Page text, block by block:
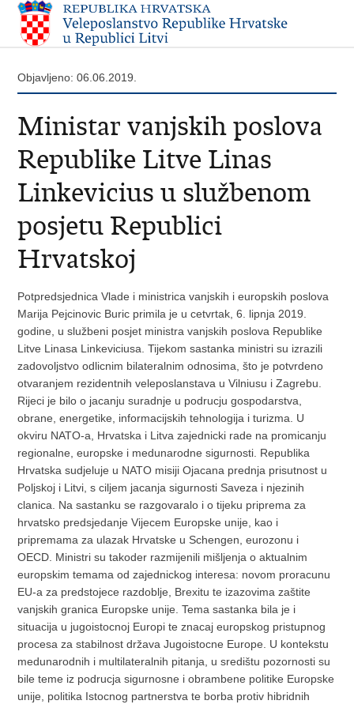
Objavljeno: 06.06.2019.
Ministar vanjskih poslova
Republike Litve Linas
Linkevicius u službenom
posjetu Republici
Hrvatskoj
Potpredsjednica Vlade i ministrica vanjskih i europskih poslova
Marija Pejcinovic Buric primila je u cetvrtak, 6. lipnja 2019.
godine, u službeni posjet ministra vanjskih poslova Republike
Litve Linasa Linkeviciusa. Tijekom sastanka ministri su izrazili
zadovoljstvo odlicnim bilateralnim odnosima, što je potvrdeno
otvaranjem rezidentnih veleposlanstava u Vilniusu i Zagrebu.
Rijeci je bilo o jacanju suradnje u podrucju gospodarstva,
obrane, energetike, informacijskih tehnologija i turizma. U
okviru NATO-a, Hrvatska i Litva zajednicki rade na promicanju
regionalne, europske i medunarodne sigurnosti. Republika
Hrvatska sudjeluje u NATO misiji Ojacana prednja prisutnost u
Poljskoj i Litvi, s ciljem jacanja sigurnosti Saveza i njezinih
clanica. Na sastanku se razgovaralo i o tijeku priprema za
hrvatsko predsjedanje Vijecem Europske unije, kao i
pripremama za ulazak Hrvatske u Schengen, eurozonu i
OECD. Ministri su takoder razmijenili mišljenja o aktualnim
europskim temama od zajednickog interesa: novom proracunu
EU-a za predstojece razdoblje, Brexitu te izazovima zaštite
vanjskih granica Europske unije. Tema sastanka bila je i
situacija u jugoistocnoj Europi te znacaj europskog pristupnog
procesa za stabilnost država Jugoistocne Europe. U kontekstu
medunarodnih i multilateralnih pitanja, u središtu pozornosti su
bile teme iz podrucja sigurnosne i obrambene politike Europske
unije, politika Istocnog partnerstva te borba protiv hibridnih